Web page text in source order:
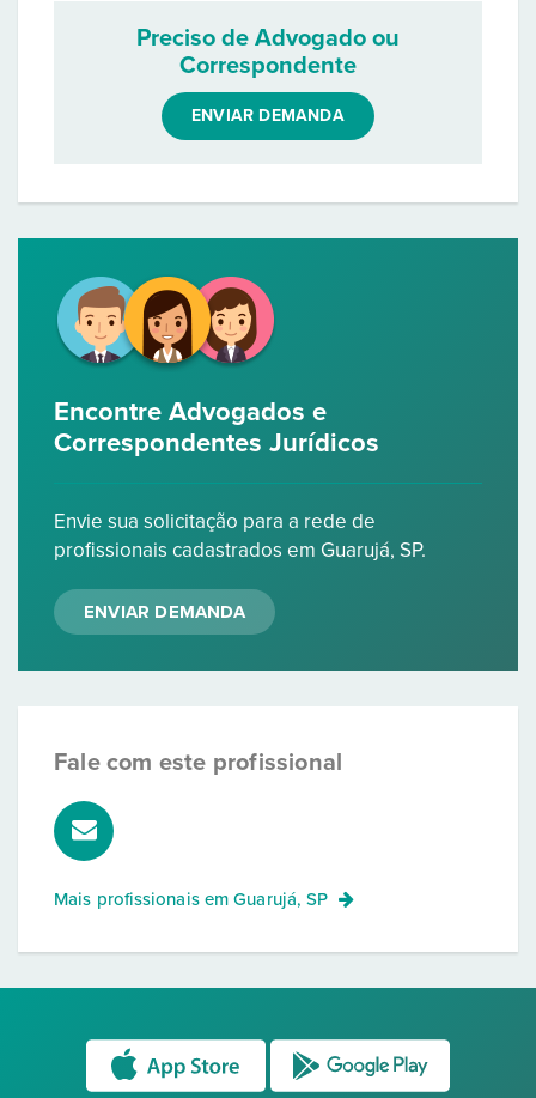
Preciso de Advogado ou
Correspondente
ENVIAR DEMANDA
Encontre Advogados e
Correspondentes Jurídicos
Envie sua solicitação para a rede de
profissionais cadastrados em Guarujá, SP.
ENVIAR DEMANDA
Fale com este profissional
Mais profissionais emGuarujá, SP